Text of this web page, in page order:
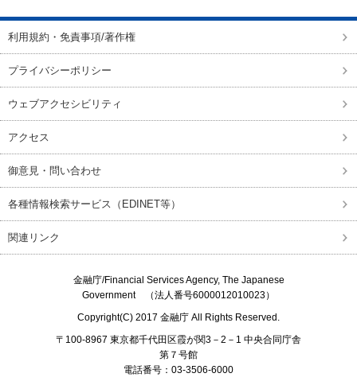
利用規約・免責事項/著作権
プライバシーポリシー
ウェブアクセシビリティ
アクセス
御意見・問い合わせ
各種情報検索サービス（EDINET等）
関連リンク
金融庁/Financial Services Agency, The Japanese
Government（法人番号6000012010023）
Copyright(C) 2017 金融庁 All Rights Reserved.
〒100-8967 東京都千代田区霞が関3－2－1 中央合同庁舎
第７号館
電話番号：03-3506-6000